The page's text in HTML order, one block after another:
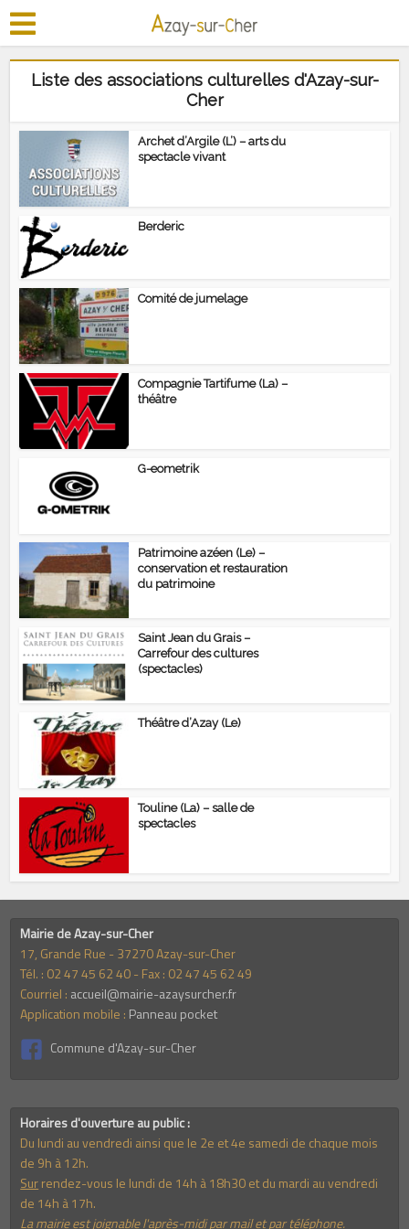
Liste des associations culturelles d'Azay-sur-
Cher
Archet d’Argile (L’) – arts du
spectacle vivant
Berderic
Comité de jumelage
Compagnie Tartifume (La) –
théâtre
G-eometrik
Patrimoine azéen (Le) –
conservation et restauration
du patrimoine
Saint Jean du Grais –
Carrefour des cultures
(spectacles)
Théâtre d’Azay (Le)
Touline (La) – salle de
spectacles
Mairie de Azay-sur-Cher
17, Grande Rue - 37270 Azay-sur-Cher
Tél. : 02 47 45 62 40 - Fax : 02 47 45 62 49
Courriel : accueil@mairie-azaysurcher.fr
Application mobile : Panneau pocket
Commune d'Azay-sur-Cher
Horaires d'ouverture au public :
Du lundi au vendredi ainsi que le 2e et 4e samedi de chaque mois
de 9h à 12h.
Surrendez-vous le lundi de 14h à 18h30 et du mardi au vendredi
de 14h à 17h.
La mairie est joignable l'après-midi par mail et par téléphone.